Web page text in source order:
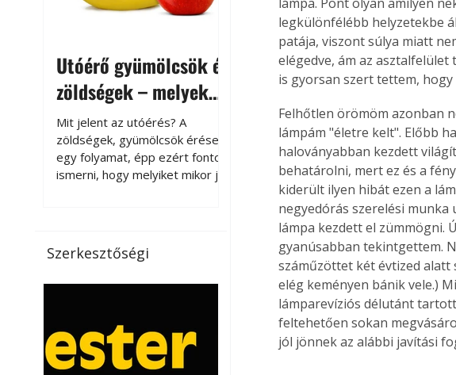
Utóérő gyümölcsök és
zöldségek – melyek
érnek tovább leszedés
után?
Mit jelent az utóérés? A
zöldségek, gyümölcsök érése
egy folyamat, épp ezért fontos
ismerni, hogy melyiket mikor jó
paradicsomot sokszor
gazdasági érettségben, azaz
Utóérik eközben, de nem lesz
olyan ízű, mint amit a saját
kertünkben, biológiai
Szerkesztőségi
legkülönfélébb helyzetekbe
patája, viszont súlya miatt
elégedve, ám az
is gyorsan szert tettem,
Felhőtlen örömöm azonban
lámpám "életre kelt". Előbb
haloványabban kezdett
behatárolni, mert ez és a
kiderült ilyen hibát ezen a
negyedórás szerelési
lámpa kezdett el zümmögni.
gyanúsabban tekintgettem.
száműzöttet két évtized alatt
elég keményen bánik vele.)
lámparevíziós délutánt
feltehetően sokan
jól jönnek az alábbi javítási